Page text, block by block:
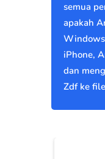
semua
apakah
iPhone,
dan
Zdf ke